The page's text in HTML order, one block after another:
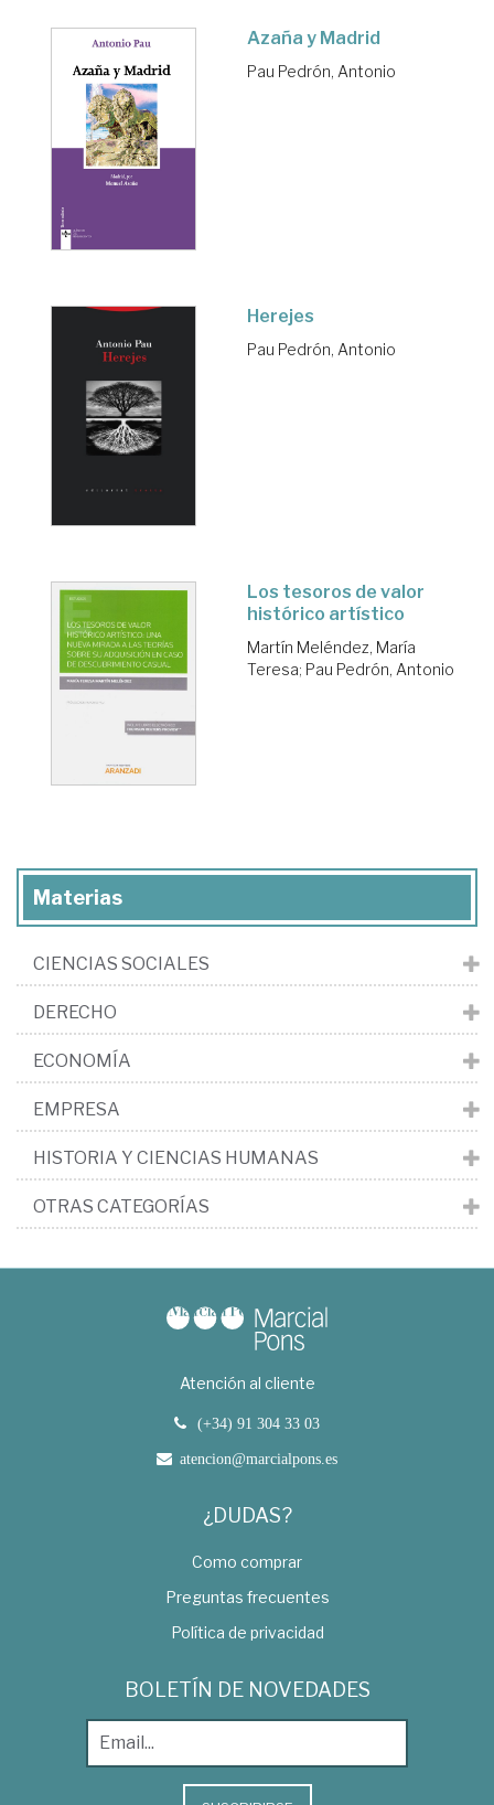
Azaña y Madrid
Pau Pedrón, Antonio
Herejes
Pau Pedrón, Antonio
Los tesoros de valor
histórico artístico
Martín Meléndez, María
Teresa; Pau Pedrón, Antonio
Materias
CIENCIAS SOCIALES
DERECHO
ECONOMÍA
EMPRESA
HISTORIA Y CIENCIAS HUMANAS
OTRAS CATEGORÍAS
Atención al cliente
(+34) 91 304 33 03
atencion@marcialpons.es
¿DUDAS?
Como comprar
Preguntas frecuentes
Política de privacidad
BOLETÍN DE NOVEDADES